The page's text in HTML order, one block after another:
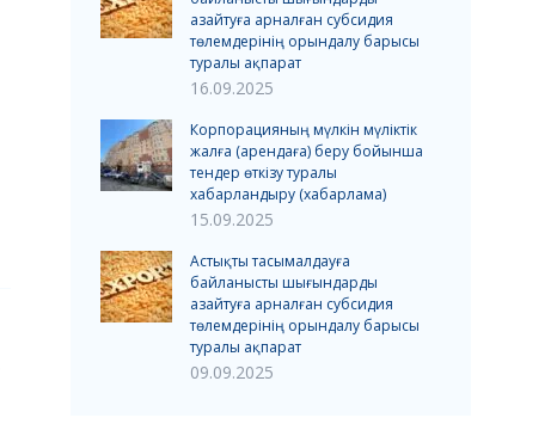
азайтуға арналған субсидия
төлемдерінің орындалу барысы
туралы ақпарат
16.09.2025
Корпорацияның мүлкін мүліктік
жалға (арендаға) беру бойынша
тендер өткізу туралы
хабарландыру (хабарлама)
15.09.2025
Астықты тасымалдауға
байланысты шығындарды
азайтуға арналған субсидия
төлемдерінің орындалу барысы
туралы ақпарат
09.09.2025